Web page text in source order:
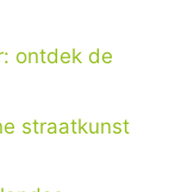
ontdek de
straatkunst